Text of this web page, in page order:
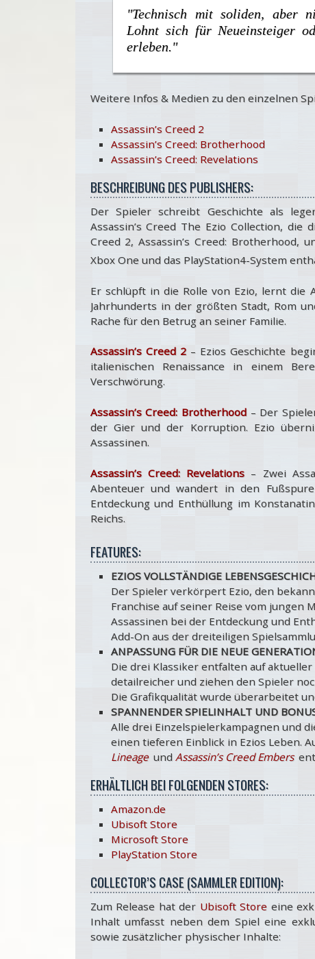
"Technisch mit soliden, aber
Lohnt sich für Neueinsteiger
erleben."
Weitere Infos & Medien zu den einzelnen
Assassin’s Creed 2
Assassin’s Creed: Brotherhood
Assassin’s Creed: Revelations
BESCHREIBUNG DES PUBLISHERS:
Der Spieler schreibt Geschichte als
Assassin’s Creed The Ezio Collection, die
Creed 2, Assassin’s Creed: Brotherhood,
Xbox One und das PlayStation4-System
Er schlüpft in die Rolle von Ezio, lernt die
Jahrhunderts in der größten Stadt, Rom
Rache für den Betrug an seiner Familie.
Assassin’s Creed 2 – Ezios Geschichte
italienischen Renaissance in einem
Verschwörung.
Assassin’s Creed: Brotherhood– Der
der Gier und der Korruption. Ezio
Assassinen.
Assassin’s Creed: Revelations– Zwei
Abenteuer und wandert in den
Entdeckung und Enthüllung im
Reichs.
FEATURES:
EZIOS VOLLSTÄNDIGE
Der Spieler verkörpert Ezio, den
Franchise auf seiner Reise vom jungen
Assassinen bei der Entdeckung und
Add-On aus der dreiteiligen
ANPASSUNG FÜR DIE NEUE
Die drei Klassiker entfalten auf
detailreicher und ziehen den Spieler
Die Grafikqualität wurde überarbeitet
SPANNENDER SPIELINHALT UND
Alle drei Einzelspielerkampagnen und
einen tieferen Einblick in Ezios Leben.
Lineage und Assassin’s Creed Embers
ERHÄLTLICH BEI FOLGENDEN STORES:
Amazon.de
Ubisoft Store
Microsoft Store
PlayStation Store
COLLECTOR’S CASE (SAMMLER EDITION):
Zum Release hat der Ubisoft Store eine
Inhalt umfasst neben dem Spiel eine
sowie zusätzlicher physischer Inhalte: